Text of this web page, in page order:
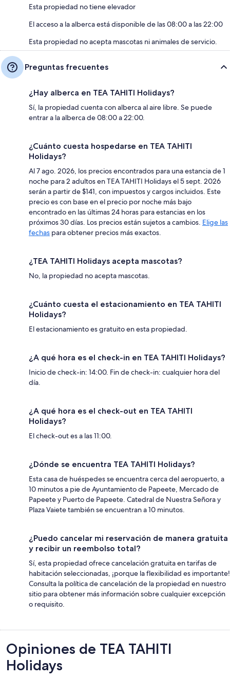
Esta propiedad no tiene elevador
El acceso a la alberca está disponible de las 08:00 a las 22:00
Esta propiedad no acepta mascotas ni animales de servicio.
Preguntas frecuentes
¿Hay alberca en TEA TAHITI Holidays?
Sí, la propiedad cuenta con alberca al aire libre. Se puede
entrar a la alberca de 08:00 a 22:00.
¿Cuánto cuesta hospedarse en TEA TAHITI
Holidays?
Al 7 ago. 2026, los precios encontrados para una estancia de 1
noche para 2 adultos en TEA TAHITI Holidays el 5 sept. 2026
serán a partir de $141, con impuestos y cargos incluidos. Este
precio es con base en el precio por noche más bajo
encontrado en las últimas 24 horas para estancias en los
próximos 30 días. Los precios están sujetos a cambios. Elige las
fechas para obtener precios más exactos.
¿TEA TAHITI Holidays acepta mascotas?
No, la propiedad no acepta mascotas.
¿Cuánto cuesta el estacionamiento en TEA TAHITI
Holidays?
El estacionamiento es gratuito en esta propiedad.
¿A qué hora es el check-in en TEA TAHITI Holidays?
Inicio de check-in: 14:00. Fin de check-in: cualquier hora del
día.
¿A qué hora es el check-out en TEA TAHITI
Holidays?
El check-out es a las 11:00.
¿Dónde se encuentra TEA TAHITI Holidays?
Esta casa de huéspedes se encuentra cerca del aeropuerto, a
10 minutos a pie de Ayuntamiento de Papeete, Mercado de
Papeete y Puerto de Papeete. Catedral de Nuestra Señora y
Plaza Vaiete también se encuentran a 10 minutos.
¿Puedo cancelar mi reservación de manera gratuita
y recibir un reembolso total?
Sí, esta propiedad ofrece cancelación gratuita en tarifas de
habitación seleccionadas, ¡porque la flexibilidad es importante!
Consulta la política de cancelación de la propiedad en nuestro
sitio para obtener más información sobre cualquier excepción
o requisito.
Opiniones
Opiniones de TEA TAHITI
Holidays